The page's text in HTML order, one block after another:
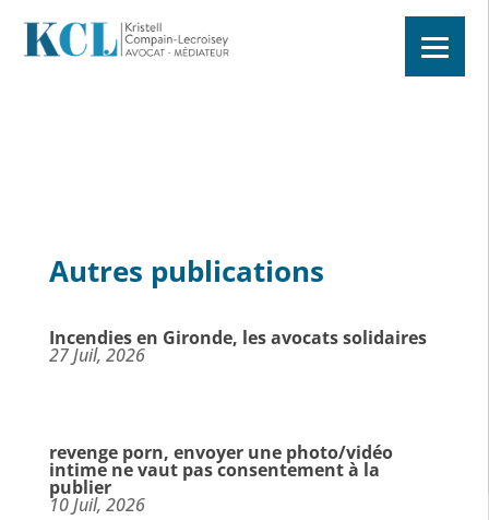
Autres publications
Incendies en Gironde, les avocats solidaires
27 Juil, 2026
revenge porn, envoyer une photo/vidéo
intime ne vaut pas consentement à la
publier
10 Juil, 2026